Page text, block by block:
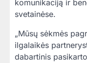
komunikaciją ir
svetainėse.
„Mūsų sėkmės
ilgalaikės
dabartinis